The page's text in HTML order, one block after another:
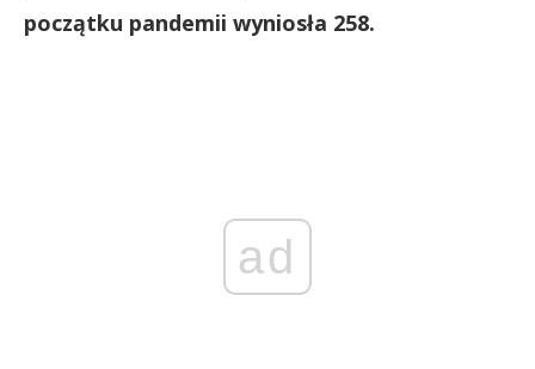
początku pandemii wyniosła 258.
ad